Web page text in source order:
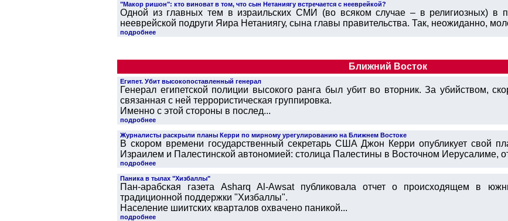
"Макор ришон": кто виноват в том, что сын Нетаниягу встречается с нееврейкой?
Одной из главных тем в израильских СМИ (во всяком случае – в религиозных) в
нееврейской подруги Яира Нетаниягу, сына главы правительства. Так, неожиданно,
подробнее
Ближний Восток
Египет. Убит высокопоставленный генерал
Генерал египетской полиции высокого ранга был убит во вторник. За убийством,
связанная с ней террористическая группировка.
Именно с этой стороны в послед...
подробнее
Журналисты раскрыли планы Керри по мирному урегулированию на Ближнем Востоке
В скором времени государственный секретарь США Джон Керри опубликует свой
Израилем и Палестинской автономией: столица Палестины в Восточном Иерусалиме,
подробнее
Паника в тылах "Хизбаллы"
Пан-арабская газета Asharq Al-Awsat публиковала отчет о происходящем в
традиционной поддержки "Хизбаллы".
Население шиитских кварталов охвачено паникой...
подробнее